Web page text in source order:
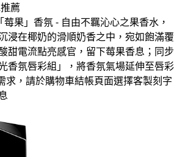
薦
果」香氛 - 自由不羈沁心之果香水，
浸在椰奶的滑順奶香之中，宛如飽滿覆
甜電流點亮感官，留下莓果香息；同步
香氛唇彩組」，將香氛氣場延伸至唇彩
求，請於購物車結帳頁面選擇客製刻字